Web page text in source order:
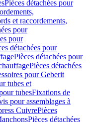
Pièces détachées pour
et raccordements,
pour
pour
détachées pour
Pièces détachées pour
Pièces détachées
pour Geberit
tubes et
tubesFixations de
pour assemblages à
CuivrePièces
Pièces détachées